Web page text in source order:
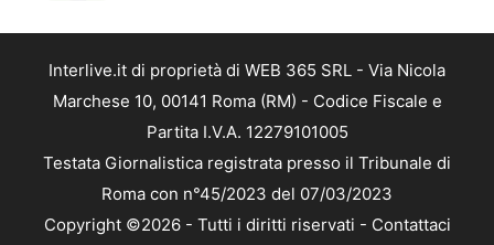
Interlive.it di proprietà di WEB 365 SRL - Via Nicola
Marchese 10, 00141 Roma (RM) - Codice Fiscale e
Partita I.V.A. 12279101005
Testata Giornalistica registrata presso il Tribunale di
Roma con n°45/2023 del 07/03/2023
Copyright ©2026 - Tutti i diritti riservati - Contattaci